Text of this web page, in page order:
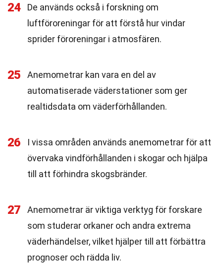
24
De används också i forskning om
luftföroreningar för att förstå hur vindar
sprider föroreningar i atmosfären.
25
Anemometrar kan vara en del av
automatiserade väderstationer som ger
realtidsdata om väderförhållanden.
26
I vissa områden används anemometrar för att
övervaka vindförhållanden i skogar och hjälpa
till att förhindra skogsbränder.
27
Anemometrar är viktiga verktyg för forskare
som studerar orkaner och andra extrema
väderhändelser, vilket hjälper till att förbättra
prognoser och rädda liv.